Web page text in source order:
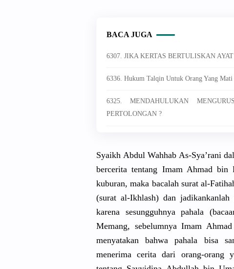
BACA JUGA
6307. JIKA KERTAS BERTULISKAN
6336. Hukum Talqin Untuk Orang Yang Mati
6325. MENDAHULUKAN
PERTOLONGAN ?
Syaikh Abdul Wahhab As-Sya’rani
bercerita tentang Imam Ahmad
kuburan, maka bacalah surat al-
(surat al-Ikhlash) dan jadikankanlah
karena sesungguhnya pahala
Memang, sebelumnya Imam
menyatakan bahwa pahala bisa
menerima cerita dari orang-orang